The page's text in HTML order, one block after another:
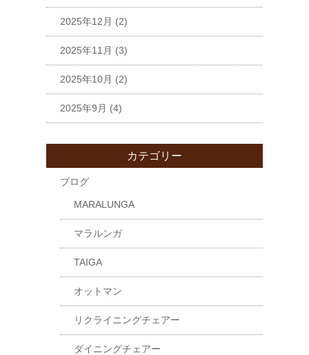
2025年12月 (2)
2025年11月 (3)
2025年10月 (2)
2025年9月 (4)
カテゴリー
ブログ
MARALUNGA
マラルンガ
TAIGA
オットマン
リクライニングチェアー
ダイニングチェアー